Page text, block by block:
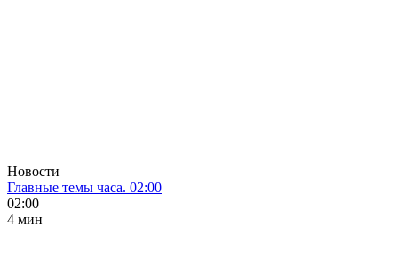
Новости
Главные темы часа. 02:00
02:00
4 мин